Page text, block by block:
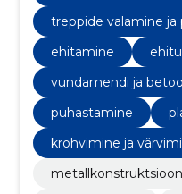
treppide valamine ja
ehitamine
vundamendi ja
puhastamine
krohvimine ja